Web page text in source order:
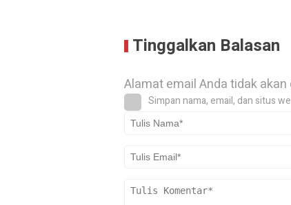
Tinggalkan Balasan
Alamat email Anda tidak
Simpan nama, email, dan situs